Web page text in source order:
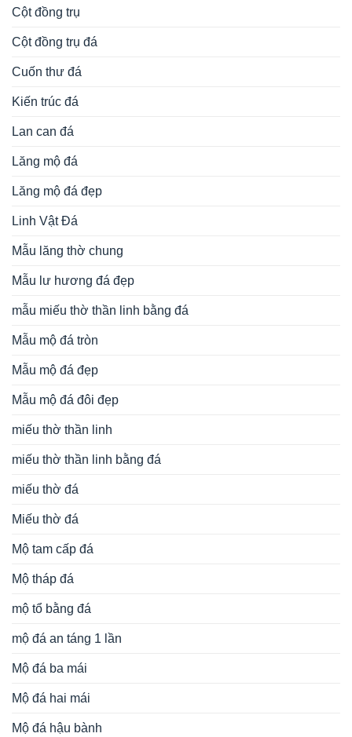
Cột đồng trụ
Cột đồng trụ đá
Cuốn thư đá
Kiến trúc đá
Lan can đá
Lăng mộ đá
Lăng mộ đá đẹp
Linh Vật Đá
Mẫu lăng thờ chung
Mẫu lư hương đá đẹp
mẫu miếu thờ thần linh bằng đá
Mẫu mộ đá tròn
Mẫu mộ đá đẹp
Mẫu mộ đá đôi đẹp
miếu thờ thần linh
miếu thờ thần linh bằng đá
miếu thờ đá
Miếu thờ đá
Mộ tam cấp đá
Mộ tháp đá
mộ tổ bằng đá
mộ đá an táng 1 lần
Mộ đá ba mái
Mộ đá hai mái
Mộ đá hậu bành